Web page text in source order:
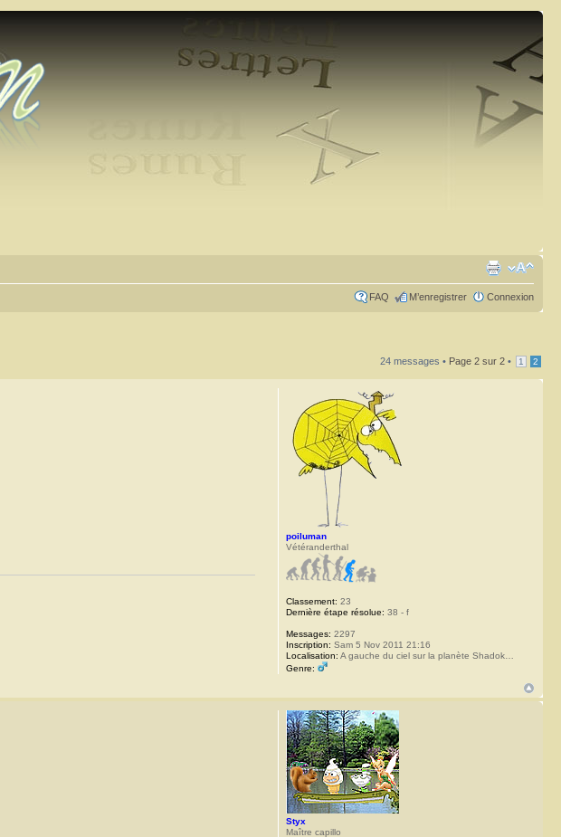
FAQ M’enregistrer Connexion
24 messages • Page 2 sur 2 • 1 2
poiluman
Vétéranderthal
Classement: 23
Dernière étape résolue: 38 - f
Messages: 2297
Inscription: Sam 5 Nov 2011 21:16
Localisation: A gauche du ciel sur la planète Shadok…
Genre:
Styx
Maître capillo